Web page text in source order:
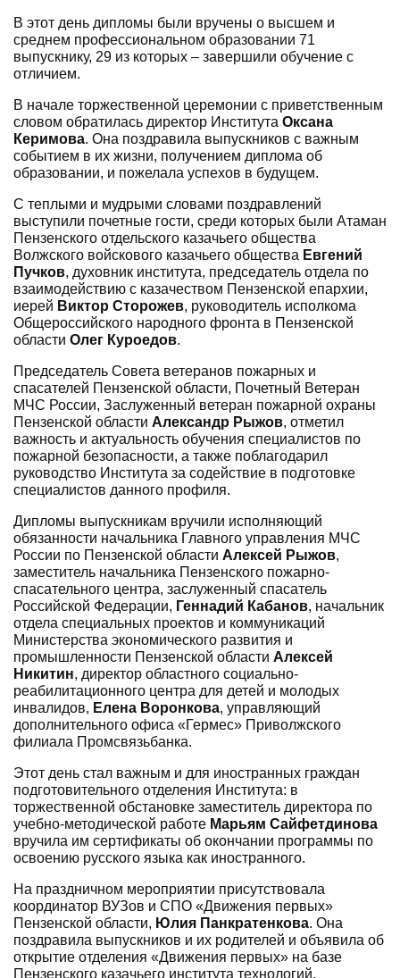
В этот день дипломы были вручены о высшем и
среднем профессиональном образовании 71
выпускнику, 29 из которых – завершили обучение с
отличием.
В начале торжественной церемонии с приветственным
словом обратилась директор Института Оксана
Керимова. Она поздравила выпускников с важным
событием в их жизни, получением диплома об
образовании, и пожелала успехов в будущем.
С теплыми и мудрыми словами поздравлений
выступили почетные гости, среди которых были Атаман
Пензенского отдельского казачьего общества
Волжского войскового казачьего общества Евгений
Пучков, духовник института, председатель отдела по
взаимодействию с казачеством Пензенской епархии,
иерей Виктор Сторожев, руководитель исполкома
Общероссийского народного фронта в Пензенской
области Олег Куроедов.
Председатель Совета ветеранов пожарных и
спасателей Пензенской области, Почетный Ветеран
МЧС России, Заслуженный ветеран пожарной охраны
Пензенской области Александр Рыжов, отметил
важность и актуальность обучения специалистов по
пожарной безопасности, а также поблагодарил
руководство Института за содействие в подготовке
специалистов данного профиля.
Дипломы выпускникам вручили исполняющий
обязанности начальника Главного управления МЧС
России по Пензенской области Алексей Рыжов,
заместитель начальника Пензенского пожарно-
спасательного центра, заслуженный спасатель
Российской Федерации, Геннадий Кабанов, начальник
отдела специальных проектов и коммуникаций
Министерства экономического развития и
промышленности Пензенской области Алексей
Никитин, директор областного социально-
реабилитационного центра для детей и молодых
инвалидов, Елена Воронкова, управляющий
дополнительного офиса «Гермес» Приволжского
филиала Промсвязьбанка.
Этот день стал важным и для иностранных граждан
подготовительного отделения Института: в
торжественной обстановке заместитель директора по
учебно-методической работе Марьям Сайфетдинова
вручила им сертификаты об окончании программы по
освоению русского языка как иностранного.
На праздничном мероприятии присутствовала
координатор ВУЗов и СПО «Движения первых»
Пензенской области, Юлия Панкратенкова. Она
поздравила выпускников и их родителей и объявила об
открытие отделения «Движения первых» на базе
Пензенского казачьего института технологий.